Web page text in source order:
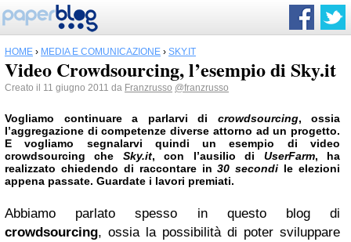
HOME › MEDIA E COMUNICAZIONE › SKY.IT
Video Crowdsourcing, l’esempio di Sky.it
Creato il 11 giugno 2011 da Franzrusso @franzrusso
Vogliamo continuare a parlarvi di crowdsourcing, ossia
l’aggregazione di competenze diverse attorno ad un progetto.
E vogliamo segnalarvi quindi un esempio di video
crowdsourcing che Sky.it, con l’ausilio di UserFarm, ha
realizzato chiedendo di raccontare in30 secondi le elezioni
appena passate. Guardate i lavori premiati.
Abbiamo parlato spesso in questo blog di
crowdsourcing, ossia la possibilità di poter sviluppare